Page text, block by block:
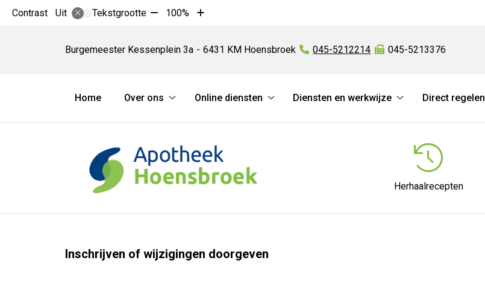
Contrast Uit Tekstgrootte Tekst
10%
100%
Tekst
10%
HoensbroekBurgemeester Kessenplein 3a 6431 KM Hoensbroek Tel:
045-5212214 Fax:
045-5213376
Hoofdmenu
Home
Over ons
ons
Online diensten
diensten
Diensten en werkwijze
en
werkwijze
submenu
Direct regelen
Herhaalrecepten
Inschrijven of wijzigingen doorgeven